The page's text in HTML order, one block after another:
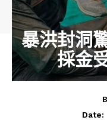
暴洪封洞
採金
Date: